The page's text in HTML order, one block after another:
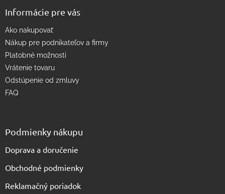
Informácie pre vás
Ako nakupovať
Nákup pre podnikateľov a firmy
Platobné možnosti
Vrátenie tovaru
Odstúpenie od zmluvy
FAQ
Podmienky nákupu
Doprava a doručenie
Obchodné podmienky
Reklamačný poriadok